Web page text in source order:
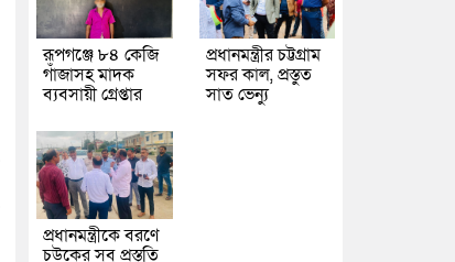
রূপগঞ্জে ৮৪ কেজি
গাঁজাসহ মাদক
ব্যবসায়ী গ্রেপ্তার
প্রধানমন্ত্রীর চট্টগ্রাম
সফর কাল, প্রস্তুত
সাত ভেন্যু
প্রধানমন্ত্রীকে বরণে
চউকের সব প্রস্তুতি